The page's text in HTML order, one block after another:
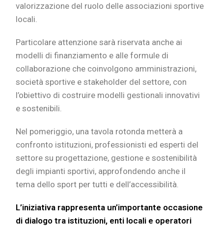
valorizzazione del ruolo delle associazioni sportive
locali.
Particolare attenzione sarà riservata anche ai
modelli di finanziamento e alle formule di
collaborazione che coinvolgono amministrazioni,
società sportive e stakeholder del settore, con
l’obiettivo di costruire modelli gestionali innovativi
e sostenibili.
Nel pomeriggio, una tavola rotonda metterà a
confronto istituzioni, professionisti ed esperti del
settore su progettazione, gestione e sostenibilità
degli impianti sportivi, approfondendo anche il
tema dello sport per tutti e dell’accessibilità.
L’iniziativa rappresenta un’importante occasione
di dialogo tra istituzioni, enti locali e operatori